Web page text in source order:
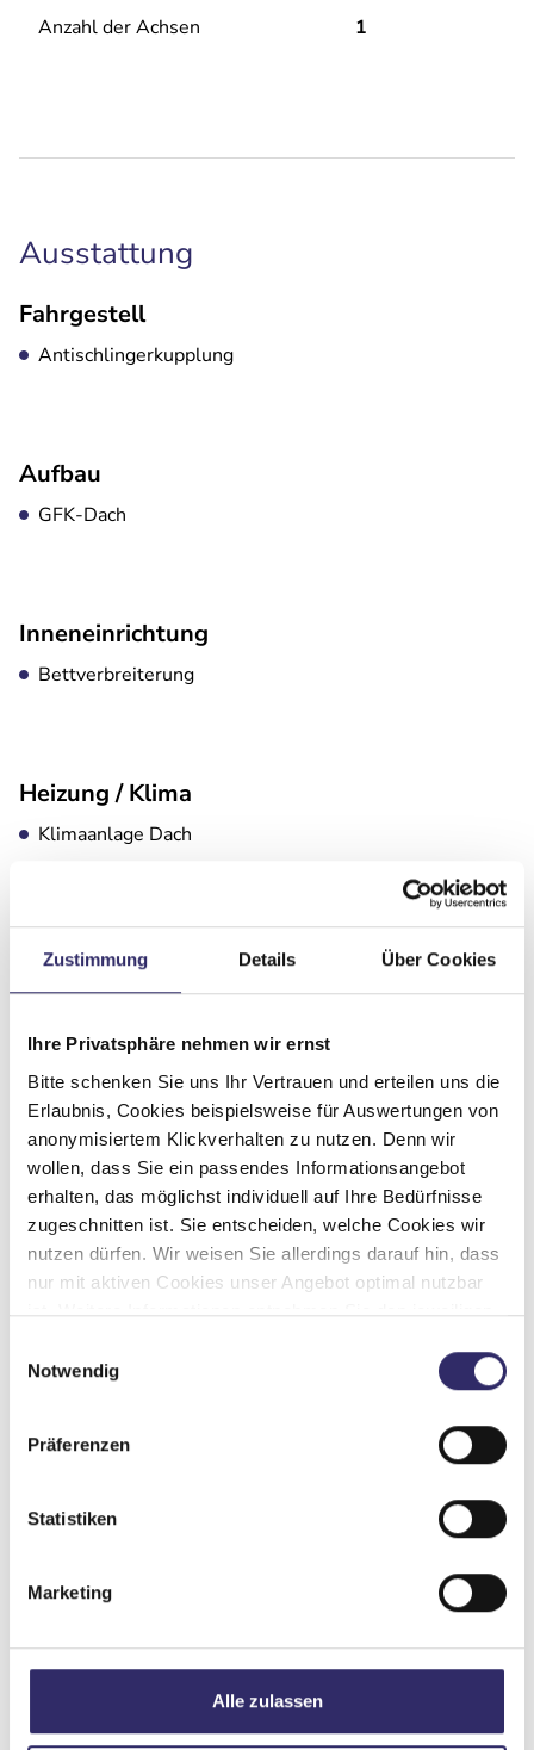
Zustimmung Details Über Cookies
Ihre Privatsphäre nehmen wir ernst
Bitte schenken Sie uns Ihr Vertrauen und erteilen uns die
Erlaubnis, Cookies beispielsweise für Auswertungen von
anonymisiertem Klickverhalten zu nutzen. Denn wir
wollen, dass Sie ein passendes Informationsangebot
erhalten, das möglichst individuell auf Ihre Bedürfnisse
zugeschnitten ist. Sie entscheiden, welche Cookies wir
nutzen dürfen. Wir weisen Sie allerdings darauf hin, dass
nur mit aktiven Cookies unser Angebot optimal nutzbar
ist. Weitere Informationen entnehmen Sie den jeweiligen
Notwendig
Präferenzen
Statistiken
Marketing
Alle zulassen
Anzahl der Achsen 1
Ausstattung
Fahrgestell
Antischlingerkupplung
Aufbau
GFK-Dach
Inneneinrichtung
Bettverbreiterung
Heizung / Klima
Klimaanlage Dach
Küche
3-Flammkocher
Grundrissbeschreibung